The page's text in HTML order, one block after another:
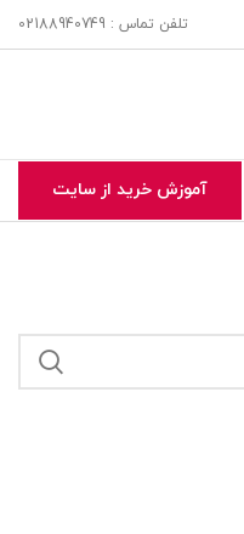
تلفن تماس : 02188940749
آموزش خرید از سایت